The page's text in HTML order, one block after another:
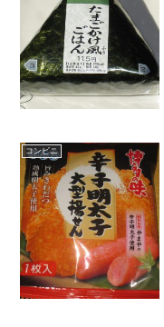
コンビニ